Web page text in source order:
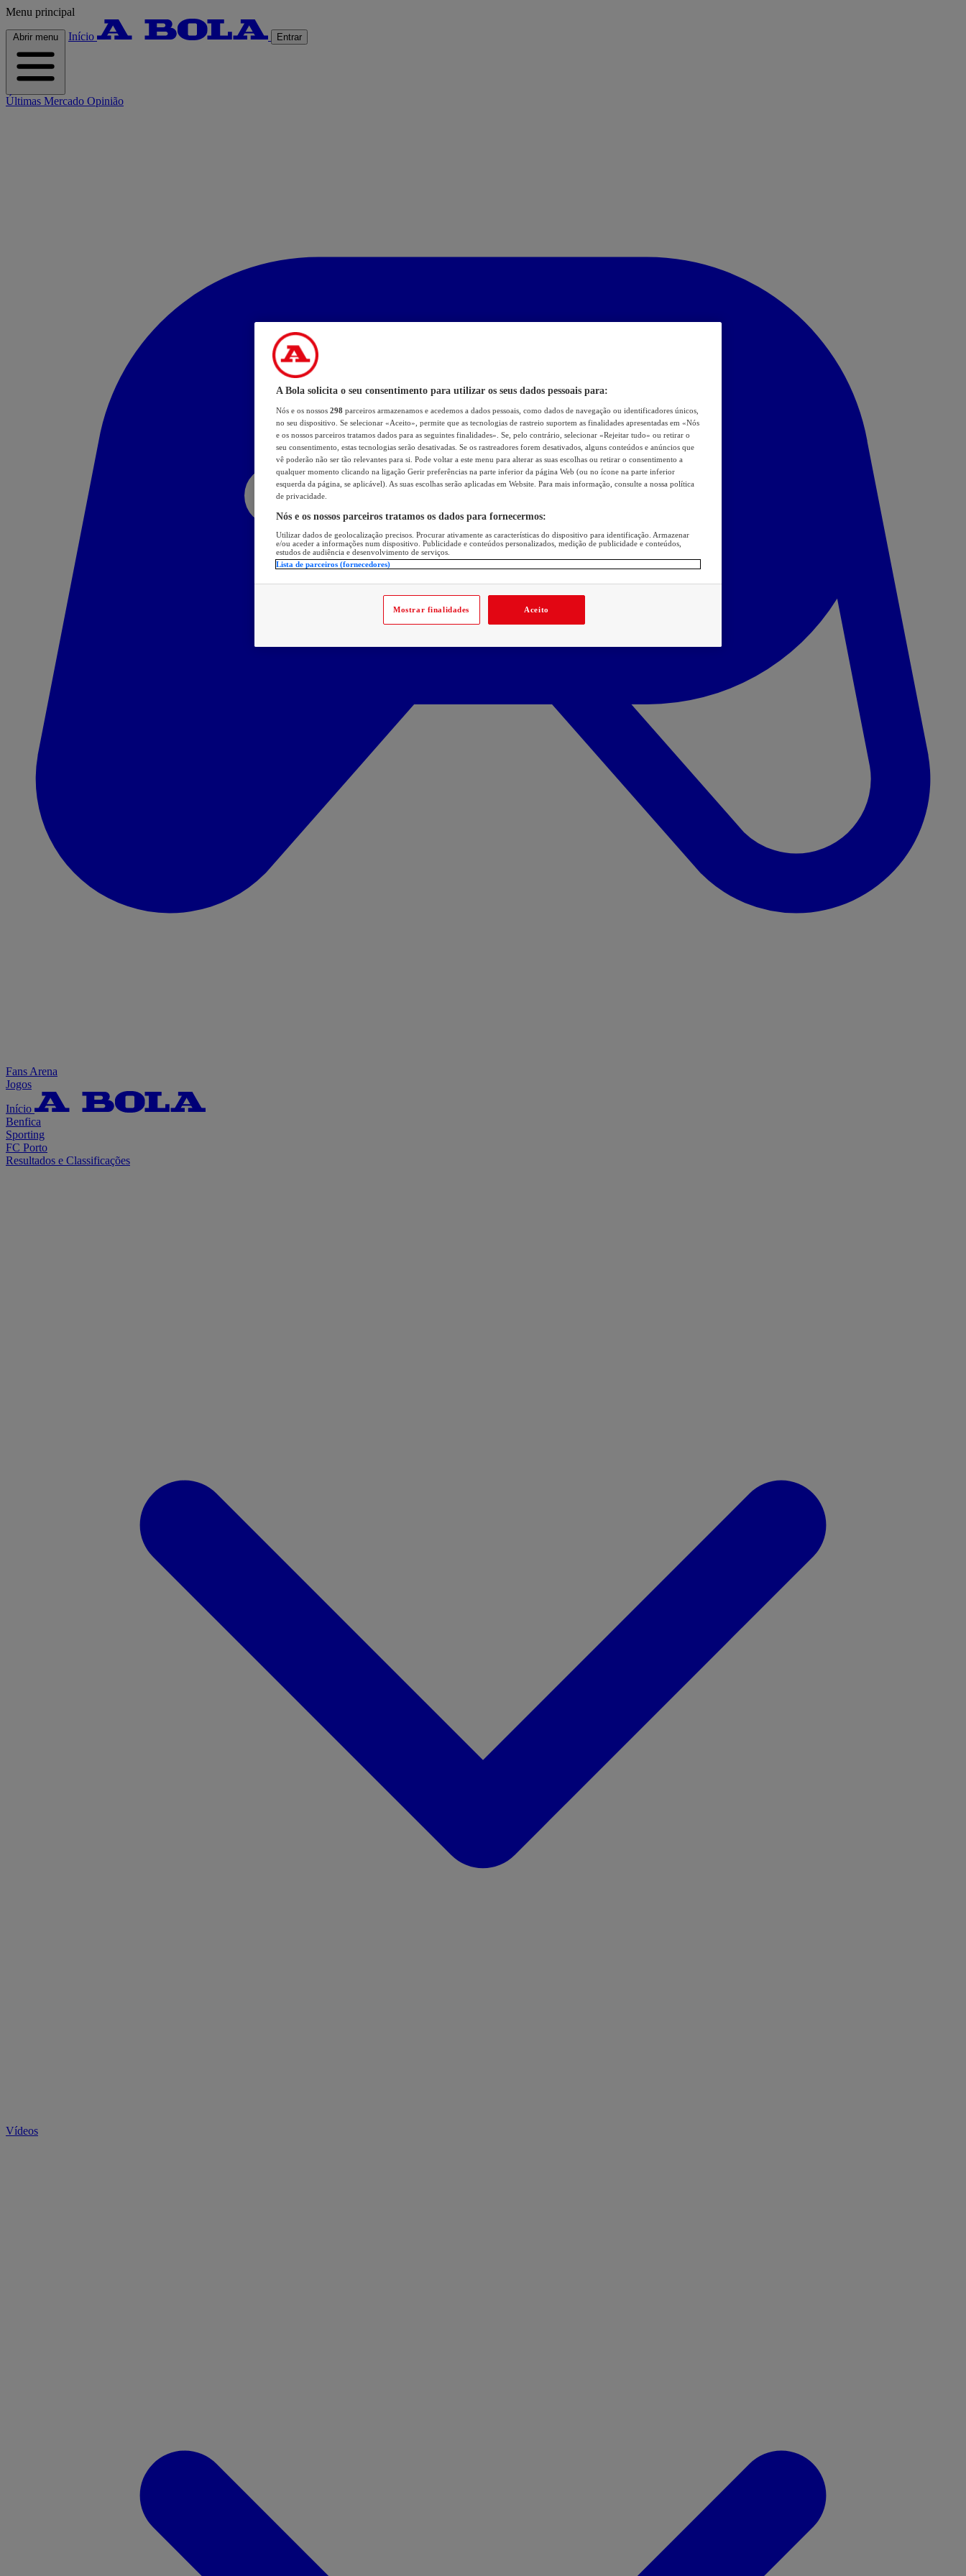
Menu principal
Abrir menu Início Entrar
Últimas Mercado Opinião
Fans Arena
Jogos
Início
Benfica
Sporting
FC Porto
Resultados e Classificações
Vídeos
A Bola solicita o seu consentimento para utilizar os seus dados pessoais para:
Nós e os nossos 298 parceiros armazenamos e acedemos a dados pessoais, como dados de navegação ou identificadores únicos,
no seu dispositivo. Se selecionar «Aceito», permite que as tecnologias de rastreio suportem as finalidades apresentadas em «Nós
e os nossos parceiros tratamos dados para as seguintes finalidades». Se, pelo contrário, selecionar «Rejeitar tudo» ou retirar o
seu consentimento, estas tecnologias serão desativadas. Se os rastreadores forem desativados, alguns conteúdos e anúncios que
vê poderão não ser tão relevantes para si. Pode voltar a este menu para alterar as suas escolhas ou retirar o consentimento a
qualquer momento clicando na ligação Gerir preferências na parte inferior da página Web (ou no ícone na parte inferior
esquerda da página, se aplicável). As suas escolhas serão aplicadas em Website. Para mais informação, consulte a nossa política
de privacidade.
Nós e os nossos parceiros tratamos os dados para fornecermos:
Utilizar dados de geolocalização precisos. Procurar ativamente as características do dispositivo para identificação. Armazenar
e/ou aceder a informações num dispositivo. Publicidade e conteúdos personalizados, medição de publicidade e conteúdos,
estudos de audiência e desenvolvimento de serviços.
Lista de parceiros (fornecedores)
Mostrar finalidades Aceito